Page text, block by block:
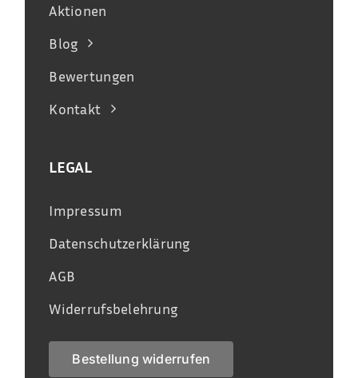
Aktionen
Blog
Bewertungen
Kontakt
LEGAL
Impressum
Datenschutzerklärung
AGB
Widerrufsbelehrung
Bestellung widerrufen